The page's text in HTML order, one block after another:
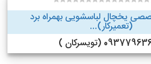
یخچال لباسشویی بهمراه برد
(تعمیرکار)...
(تویسرکان )